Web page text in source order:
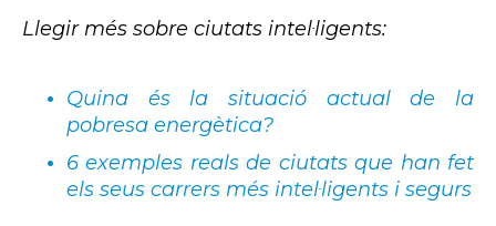
Llegir més sobre ciutats intel·ligents:
Quina és la situació actual de la
pobresa energètica?
6 exemples reals de ciutats que han fet
els seus carrers més intel·ligents i segurs